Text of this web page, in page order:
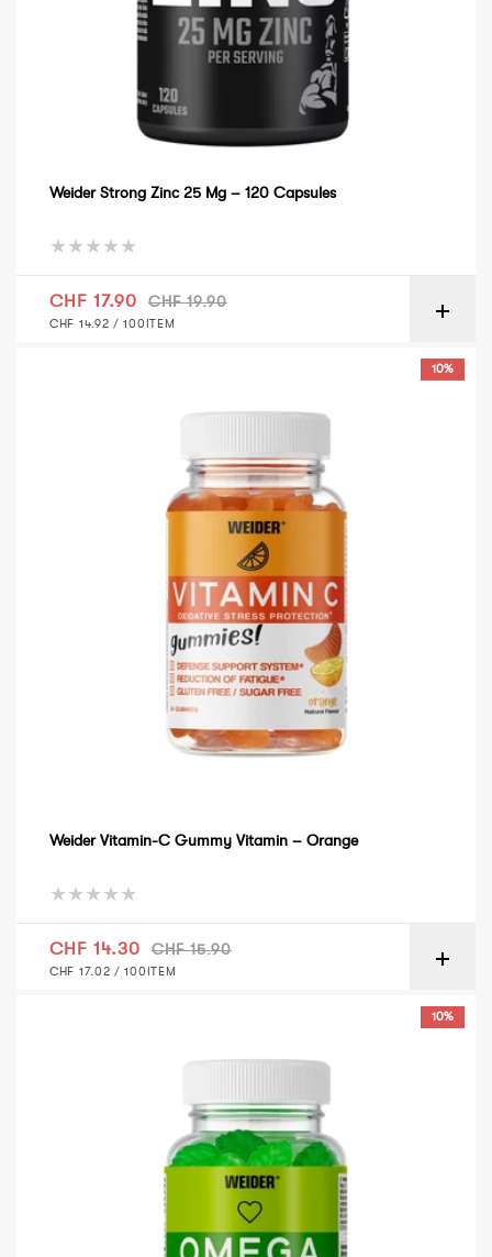
Weider Strong Zinc 25 Mg – 120 Capsules
CHF 19.90
Verkaufspreis
CHF 17.90
GRUNDPREIS
CHF 14.92 / PRO
100ITEM
10%
Weider Vitamin-C Gummy Vitamin – Orange
CHF 15.90
Verkaufspreis
CHF 14.30
GRUNDPREIS
CHF 17.02 / PRO
100ITEM
10%